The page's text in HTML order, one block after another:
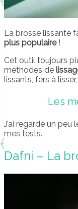
La brosse lissante
plus populaire !
Cet outil toujours
méthodes de
lissants, fers à
Les
J’ai regardé un
mes tests.
Dafni – La